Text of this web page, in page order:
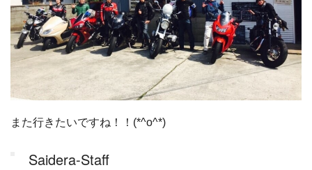
また行きたいですね！！(*^o^*)
Saidera-Staff